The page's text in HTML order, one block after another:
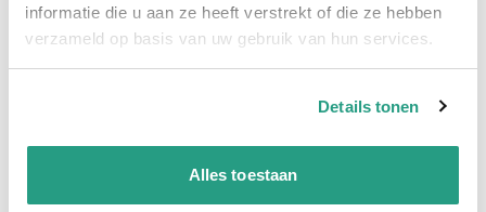
informatie die u aan ze heeft verstrekt of die ze hebben
verzameld op basis van uw gebruik van hun services.
Details tonen
Alles toestaan
comprimeerbaar is heeft een wanddikte van 0.4mm en een
450mm binnendiameter.
Binnenwand: Polyurethaan
Buitenwand: Polyurethaan